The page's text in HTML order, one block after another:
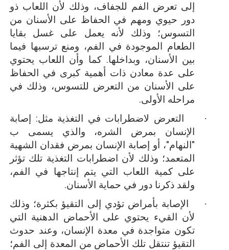
إلى تعرض الفم للجفاف، وذلك لأن اللعاب ذو
دور حيوي ومهم في الحفاظ على الأسنان من
التسوس؛ وذلك لأنه يعمل على غسل بقايا
الطعام الموجودة في الفم، ومنع ترسبها فيما
بين الأسنان، وبداخلها. كما وأن اللعاب يحتوي
على عدة معادن ذات أهمية كبرى في الحفاظ
على الأسنان من التعرض للتسوس، وذلك في
مراحله الأولى.
·
التعرض لاضطرابات في التغذية مثل: إصابة
الإنسان بمرض الشره، والذي يسمى ب
"النهام"، أو إصابة الإنسان بمرض فقدان الشهية
المتعمد؛ وذلك لأن اضطرابات التغذية تلك تؤثر
على كمية اللعاب التي يتم إنتاجها في الفم،
ولقد ذكرنا دور في حماية الأسنان.
·
الإصابة بأمراض تؤدي إلى التقيؤ بكثرة؛ وذلك
لأن القيء يحتوي على الأحماض الدهنية التي
تكون متواجدة في معدة الإنسان، وعند حدوث
التقيؤ تنتقل تلك الأحماض من المعدة إلى الفم؛